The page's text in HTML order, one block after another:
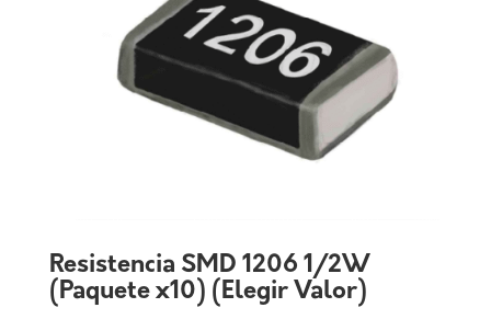
Resistencia SMD 1206 1/2W
(Paquete x10) (Elegir Valor)